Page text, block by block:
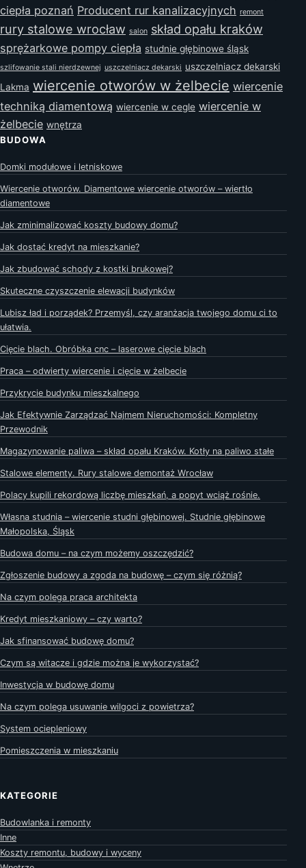
ciepła poznań Producent rur kanalizacyjnych remont
rury stalowe wrocław salon skład opału kraków
sprężarkowe pompy ciepła studnie głębinowe śląsk
szlifowanie stali nierdzewnej uszczelniacz dekarski uszczelniacz dekarski
Lakma wiercenie otworów w żelbecie wiercenie
techniką diamentową wiercenie w cegle wiercenie w
żelbecie wnętrza
BUDOWA
Domki modułowe i letniskowe
Wiercenie otworów. Diamentowe wiercenie otworów – wiertło
diamentowe
Jak zminimalizować koszty budowy domu?
Jak dostać kredyt na mieszkanie?
Jak zbudować schody z kostki brukowej?
Skuteczne czyszczenie elewacji budynków
Lubisz ład i porządek? Przemyśl, czy aranżacja twojego domu ci to
ułatwia.
Cięcie blach. Obróbka cnc – laserowe cięcie blach
Praca – odwierty wiercenie i cięcie w żelbecie
Przykrycie budynku mieszkalnego
Jak Efektywnie Zarządzać Najmem Nieruchomości: Kompletny
Przewodnik
Magazynowanie paliwa – skład opału Kraków. Kotły na paliwo stałe
Stalowe elementy. Rury stalowe demontaż Wrocław
Polacy kupili rekordową liczbę mieszkań, a popyt wciąż rośnie.
Własna studnia – wiercenie studni głębinowej. Studnie głębinowe
Małopolska, Śląsk
Budowa domu – na czym możemy oszczędzić?
Zgłoszenie budowy a zgoda na budowę – czym się różnią?
Na czym polega praca architekta
Kredyt mieszkaniowy – czy warto?
Jak sfinansować budowę domu?
Czym są witacze i gdzie można je wykorzystać?
Inwestycja w budowę domu
Na czym polega usuwanie wilgoci z powietrza?
System ociepleniowy
Pomieszczenia w mieszkaniu
KATEGORIE
Budowlanka i remonty
Inne
Koszty remontu, budowy i wyceny